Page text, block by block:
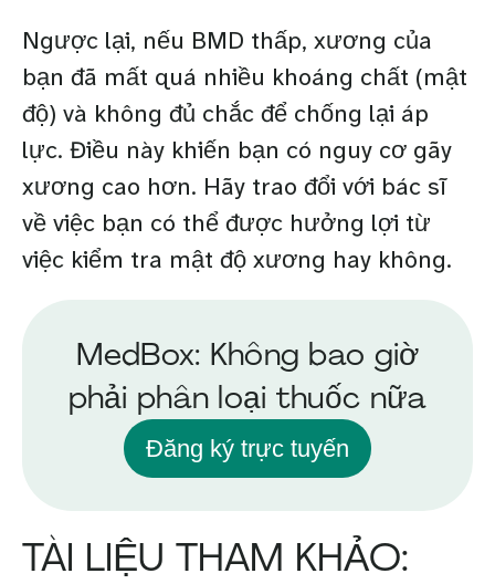
Ngược lại, nếu BMD thấp, xương của
bạn đã mất quá nhiều khoáng chất (mật
độ) và không đủ chắc để chống lại áp
lực. Điều này khiến bạn có nguy cơ gãy
xương cao hơn. Hãy trao đổi với bác sĩ
về việc bạn có thể được hưởng lợi từ
việc kiểm tra mật độ xương hay không.
MedBox: Không bao giờ
phải phân loại thuốc nữa
Đăng ký trực tuyến
TÀI LIỆU THAM KHẢO: